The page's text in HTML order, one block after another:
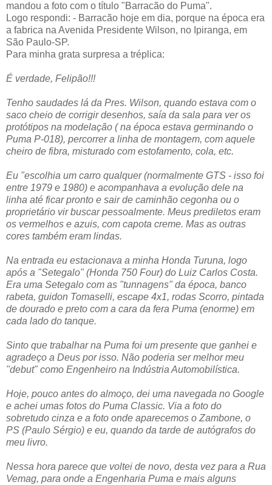
mandou a foto com o título "Barracão do Puma".
Logo respondi: - Barracão hoje em dia, porque na época era
a fabrica na Avenida Presidente Wilson, no Ipiranga, em
São Paulo-SP.
Para minha grata surpresa a tréplica:
É verdade, Felipão!!!
Tenho saudades lá da Pres. Wilson, quando estava com o
saco cheio de corrigir desenhos, saía da sala para ver os
protótipos na modelação ( na época estava germinando o
Puma P-018), percorrer a linha de montagem, com aquele
cheiro de fibra, misturado com estofamento, cola, etc.
Eu "escolhia um carro qualquer (normalmente GTS - isso foi
entre 1979 e 1980) e acompanhava a evolução dele na
linha até ficar pronto e sair de caminhão cegonha ou o
proprietário vir buscar pessoalmente. Meus prediletos eram
os vermelhos e azuis, com capota creme. Mas as outras
cores também eram lindas.
Na entrada eu estacionava a minha Honda Turuna, logo
após a "Setegalo" (Honda 750 Four) do Luiz Carlos Costa.
Era uma Setegalo com as "tunnagens" da época, banco
rabeta, guidon Tomaselli, escape 4x1, rodas Scorro, pintada
de dourado e preto com a cara da fera Puma (enorme) em
cada lado do tanque.
Sinto que trabalhar na Puma foi um presente que ganhei e
agradeço a Deus por isso. Não poderia ser melhor meu
"debut" como Engenheiro na Indústria Automobilística.
Hoje, pouco antes do almoço, dei uma navegada no Google
e achei umas fotos do Puma Classic. Via a foto do
sobretudo cinza e a foto onde aparecemos o Zambone, o
PS (Paulo Sérgio) e eu, quando da tarde de autógrafos do
meu livro.
Nessa hora parece que voltei de novo, desta vez para a Rua
Vemag, para onde a Engenharia Puma e mais alguns